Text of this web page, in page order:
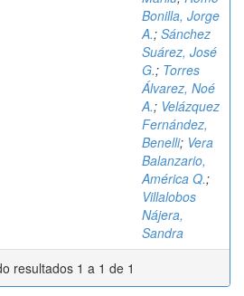
Bonilla, Jorge
A.; Sánchez
Suárez, José
G.; Torres
Álvarez, Noé
A.; Velázquez
Fernández,
Benelli; Vera
Balanzario,
América Q.;
Villalobos
Nájera,
Sandra
resultados 1 a 1 de 1